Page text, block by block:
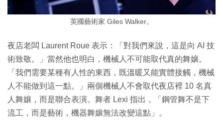
英國藝術家 Giles Walker。
夜店老闆 Laurent Roue 表示：「對我們來說，這是向 AI 技
術致敬。」當然他也明白，機械人不可能取代真的舞孃。
「我們需要某種有人性的東西，既溫暖又能實體接觸，機械
人不能做到這一點。」兩個機械人不會取代夜店裡 10 名真
人舞孃，而是聯合表演。舞者 Lexi 指出，「鋼管舞不是下
流工，而是藝術，機器舞孃無法改變這點」。